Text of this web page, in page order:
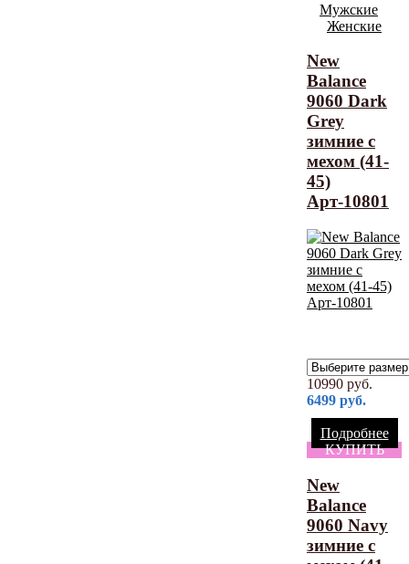
Мужские
Женские
New
Balance
9060 Dark
Grey
зимние с
мехом (41-
45)
Арт-10801
10990 руб.
6499 руб.
Подробнее
КУПИТЬ
New
Balance
9060 Navy
зимние с